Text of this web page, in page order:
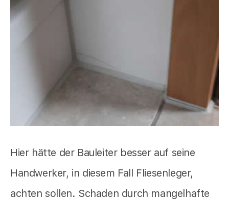
Hier hätte der Bauleiter besser auf seine
Handwerker, in diesem Fall Fliesenleger,
achten sollen. Schaden durch mangelhafte